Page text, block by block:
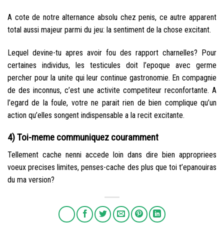
A cote de notre alternance absolu chez penis, ce autre apparent
total aussi majeur parmi du jeu: la sentiment de la chose excitant.
Lequel devine-tu apres avoir fou des rapport charnelles? Pour
certaines individus, les testicules doit l’epoque avec germe
percher pour la unite qui leur continue gastronomie. En compagnie
de des inconnus, c’est une activite competiteur reconfortante. A
l’egard de la foule, votre ne parait rien de bien complique qu’un
action qu’elles songent indispensable a la recit excitante.
4) Toi-meme communiquez couramment
Tellement cache nenni accede loin dans dire bien appropriees
voeux precises limites, penses-cache des plus que toi t’epanouiras
du ma version?